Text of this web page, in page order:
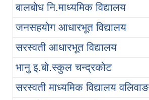
बालबोध नि.माध्यमिक विद्यालय
जनसहयोग आधारभूत विद्यालय
सरस्वती आधारभूत विद्यालय
भानु इ.बो.स्कुल चन्द्रकोट
सरस्वती माध्यमिक विद्यालय वलिवाङ